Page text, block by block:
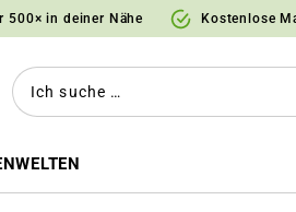
500× in deiner Nähe Kostenlose